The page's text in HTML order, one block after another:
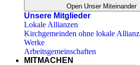
Open Unser Miteinander
Unsere Mitglieder
Lokale Allianzen
Kirchgemeinden ohne lokale Allianz
Werke
Arbeitsgemeinschaften
MITMACHEN